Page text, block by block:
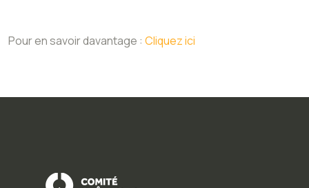
Pour en savoir davantage : Cliquez ici